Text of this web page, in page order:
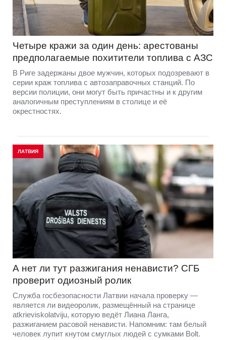
Четыре кражи за один день: арестованы
предполагаемые похитители топлива с АЗС
В Риге задержаны двое мужчин, которых подозревают в
серии краж топлива с автозаправочных станций. По
версии полиции, они могут быть причастны и к другим
аналогичным преступлениям в столице и её
окрестностях.
ЛАТВИЯ
А нет ли тут разжигания ненависти? СГБ
проверит одиозный ролик
Служба госбезопасности Латвии начала проверку —
является ли видеоролик, размещённый на странице
atkrieviskolatviju, которую ведёт Лиана Ланга,
разжиганием расовой ненависти. Напомним: там белый
человек лупит кнутом смуглых людей с сумками Bolt.